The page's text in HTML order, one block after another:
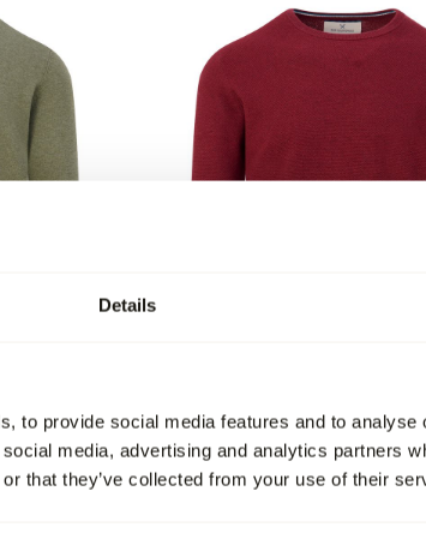
Details
to provide social media features and to
media, advertising and analytics partners
that they’ve collected from your use of their
O-hals The BLUEPRINT Premium Trui